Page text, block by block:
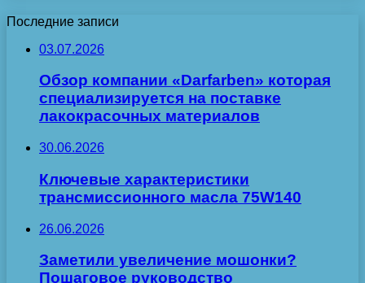
Последние записи
03.07.2026
Обзор компании «Darfarben» которая
специализируется на поставке
лакокрасочных материалов
30.06.2026
Ключевые характеристики
трансмиссионного масла 75W140
26.06.2026
Заметили увеличение мошонки?
Пошаговое руководство